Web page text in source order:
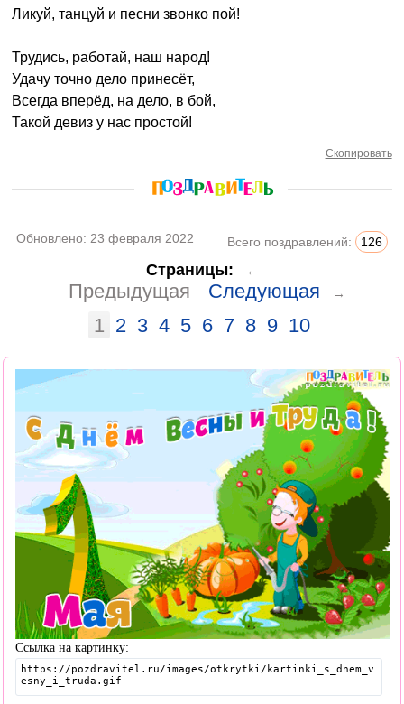
Ликуй, танцуй и песни звонко пой!
Трудись, работай, наш народ!
Удачу точно дело принесёт,
Всегда вперёд, на дело, в бой,
Такой девиз у нас простой!
Скопировать
Обновлено: 23 февраля 2022 Всего поздравлений: 126
Страницы: ←
Предыдущая Следующая →
1 2 3 4 5 6 7 8 9 10
Ссылка на картинку: